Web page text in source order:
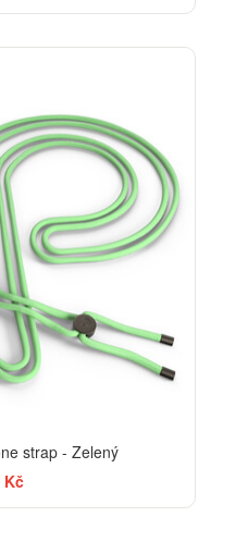
strap - Zelený
Kč